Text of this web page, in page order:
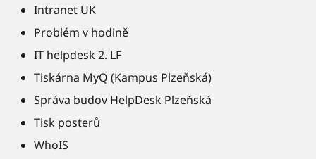
Intranet UK
Problém v hodině
IT helpdesk 2. LF
Tiskárna MyQ (Kampus Plzeňská)
Správa budov HelpDesk Plzeňská
Tisk posterů
WhoIS